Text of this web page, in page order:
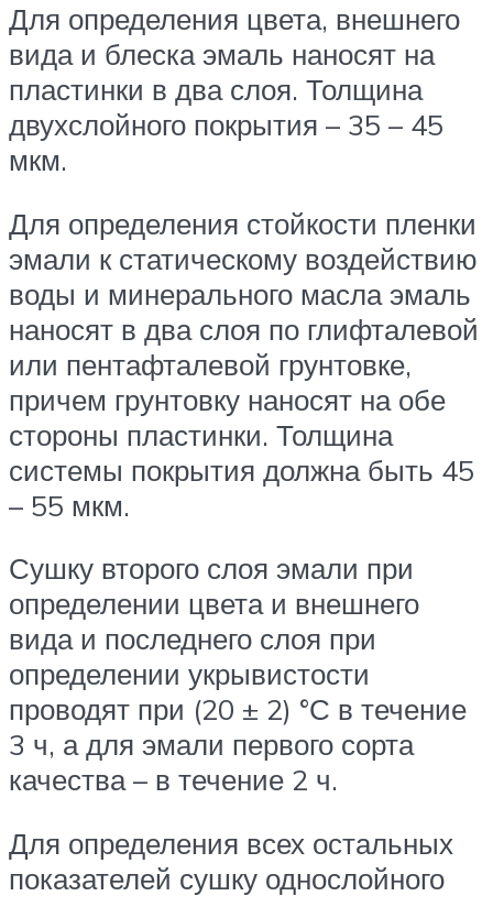
Для определения цвета, внешнего
вида и блеска эмаль наносят на
пластинки в два слоя. Толщина
двухслойного покрытия – 35 – 45
мкм.
Для определения стойкости пленки
эмали к статическому воздействию
воды и минерального масла эмаль
наносят в два слоя по глифталевой
или пентафталевой грунтовке,
причем грунтовку наносят на обе
стороны пластинки. Толщина
системы покрытия должна быть 45
– 55 мкм.
Сушку второго слоя эмали при
определении цвета и внешнего
вида и последнего слоя при
определении укрывистости
проводят при (20 ± 2) °С в течение
3 ч, а для эмали первого сорта
качества – в течение 2 ч.
Для определения всех остальных
показателей сушку однослойного